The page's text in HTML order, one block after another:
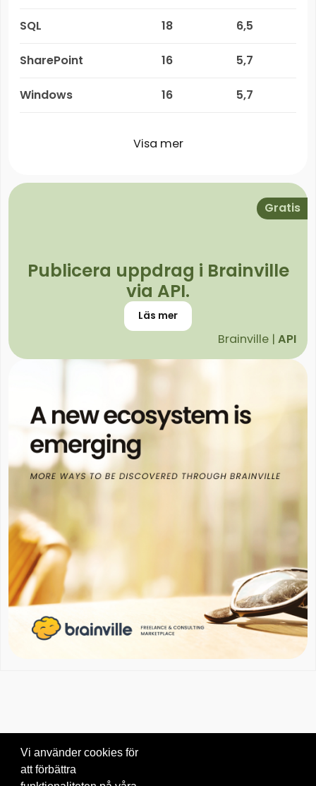
SQL 18 6,5
SharePoint 16 5,7
Windows 16 5,7
Visa mer
Gratis
Publicera uppdrag i Brainville
via API.
Läs mer
Brainville |API
Vi använder cookies för
att förbättra